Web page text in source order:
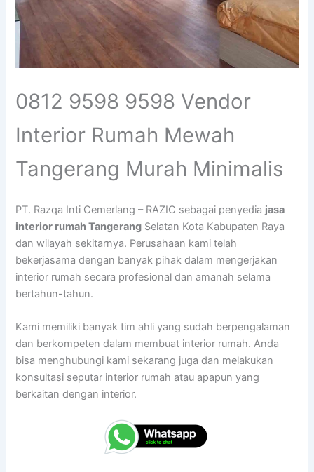
0812 9598 9598 Vendor
Interior Rumah Mewah
Tangerang Murah Minimalis
PT. Razqa Inti Cemerlang – RAZIC sebagai penyedia jasa
interior rumah Tangerang Selatan Kota Kabupaten Raya
dan wilayah sekitarnya. Perusahaan kami telah
bekerjasama dengan banyak pihak dalam mengerjakan
interior rumah secara profesional dan amanah selama
bertahun-tahun.
Kami memiliki banyak tim ahli yang sudah berpengalaman
dan berkompeten dalam membuat interior rumah. Anda
bisa menghubungi kami sekarang juga dan melakukan
konsultasi seputar interior rumah atau apapun yang
berkaitan dengan interior.